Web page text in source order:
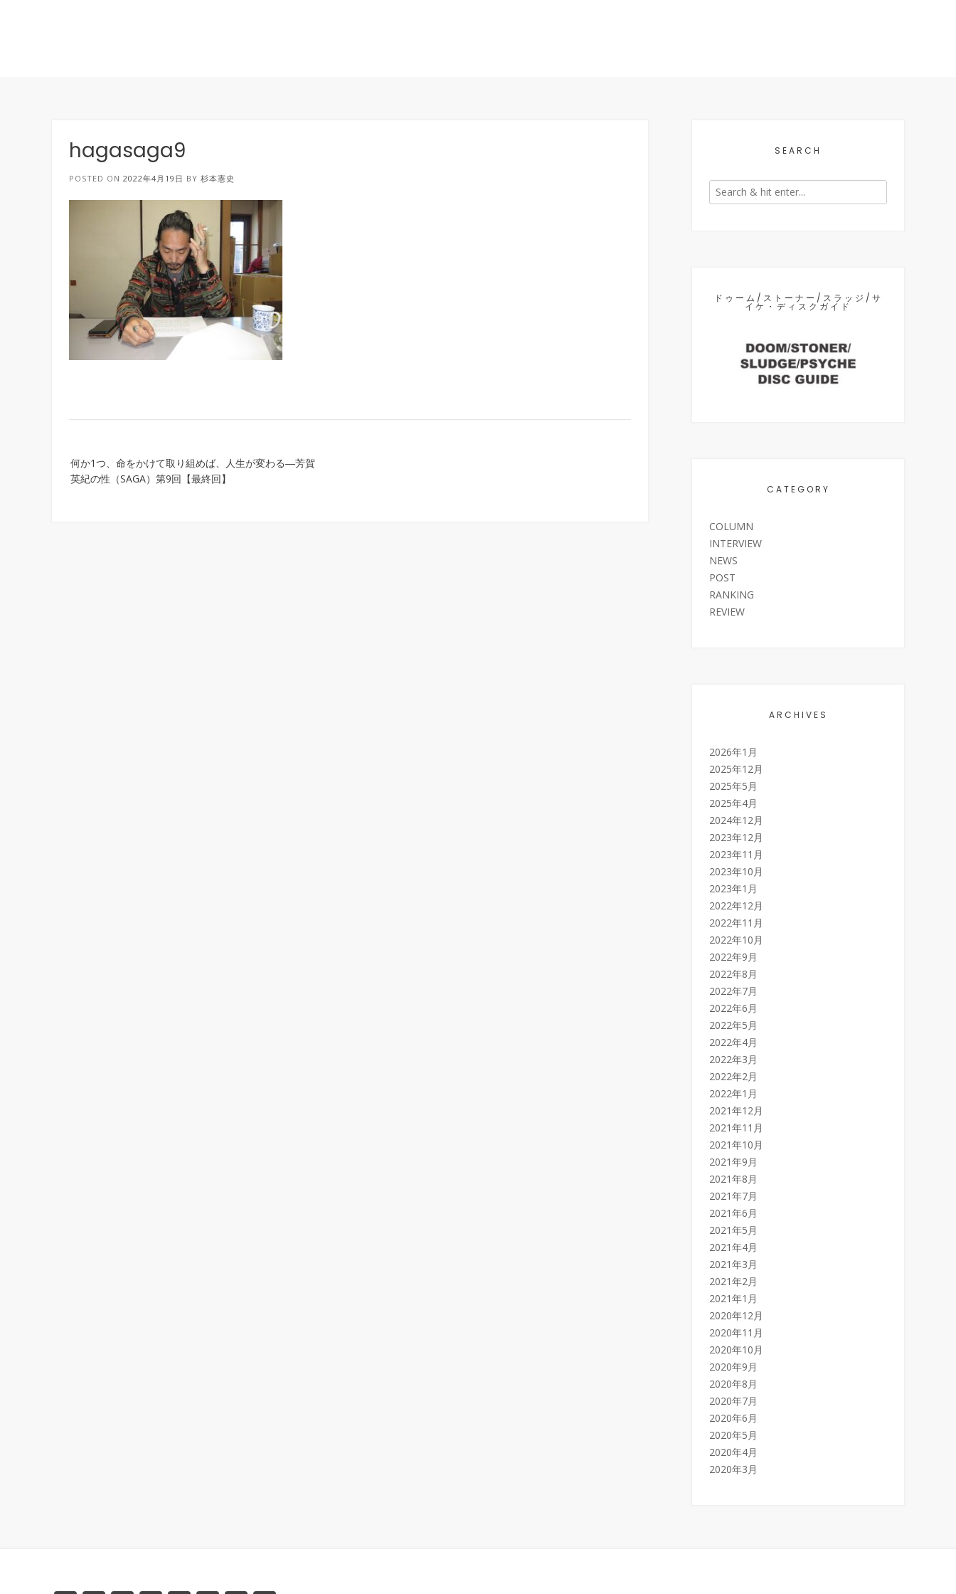
hagasaga9
POSTED ON 2022年4月19日 BY 杉本憲史
navigation
何か1つ、命をかけて取り組めば、人生が変わる―芳賀
英紀の性（SAGA）第9回【最終回】
SEARCH
ドゥーム/ストーナー/スラッジ/サ
イケ・ディスクガイド
CATEGORY
COLUMN
INTERVIEW
NEWS
POST
RANKING
REVIEW
ARCHIVES
2026年1月
2025年12月
2025年5月
2025年4月
2024年12月
2023年12月
2023年11月
2023年10月
2023年1月
2022年12月
2022年11月
2022年10月
2022年9月
2022年8月
2022年7月
2022年6月
2022年5月
2022年4月
2022年3月
2022年2月
2022年1月
2021年12月
2021年11月
2021年10月
2021年9月
2021年8月
2021年7月
2021年6月
2021年5月
2021年4月
2021年3月
2021年2月
2021年1月
2020年12月
2020年11月
2020年10月
2020年9月
2020年8月
2020年7月
2020年6月
2020年5月
2020年4月
2020年3月